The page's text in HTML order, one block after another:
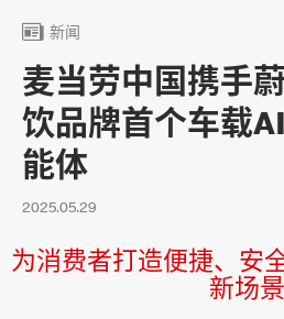
 新闻
麦当劳中国携手
饮品牌首个车载
能体
2025.05.29
为消费者打造便捷、安
新场景